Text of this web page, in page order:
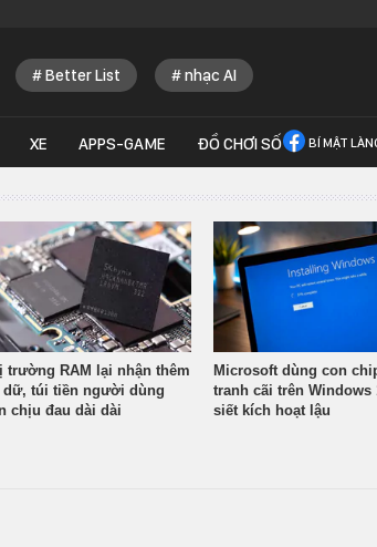
Better List nhạc AI
XE APPS-GAME ĐỒ CHƠI SỐ BÍ MẬT
trường RAM lại nhận thêm
dữ, túi tiền người dùng
chịu đau dài dài
Microsoft dùng con
tranh cãi trên Windows
siết kích hoạt lậu